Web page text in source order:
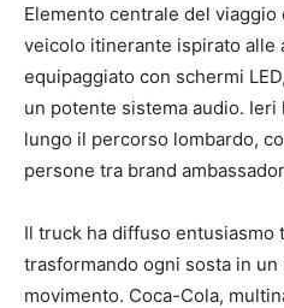
Elemento centrale del viaggio
veicolo itinerante ispirato alle
equipaggiato con schermi
un potente sistema audio.
lungo il percorso lombardo,
persone tra brand
Il truck ha diffuso entusiasmo
trasformando ogni sosta in
movimento. Coca-Cola,